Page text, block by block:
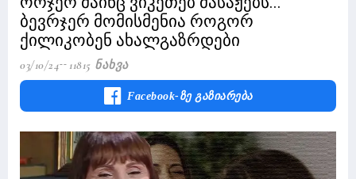
ბევრჯერ მომისმენია როგორ
ქილიკობენ ახალგაზრდები
03/10/24 11815 Ნახვა
Facebook-Ზე Გაზიარება